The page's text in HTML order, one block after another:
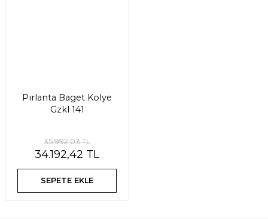
Pırlanta Baget Kolye
Gzkl 141
35.992,03 TL
34.192,42 TL
SEPETE EKLE